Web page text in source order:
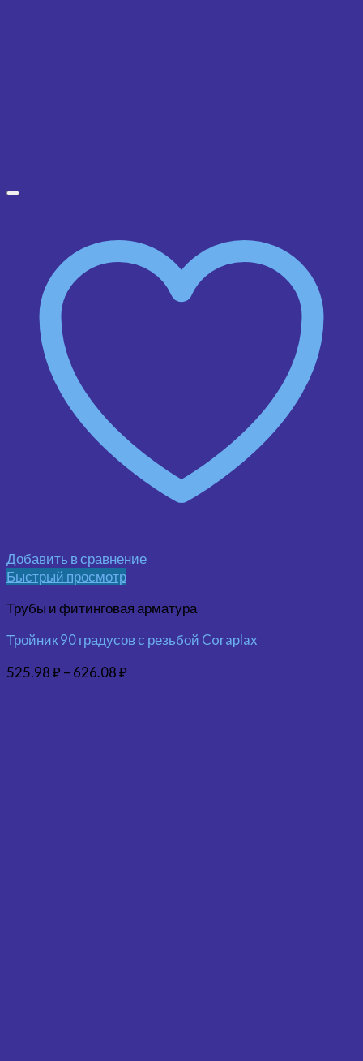
Добавить в сравнение
Быстрый просмотр
Трубы и фитинговая арматура
Тройник 90 градусов с резьбой Coraplax
525.98₽ – 626.08₽